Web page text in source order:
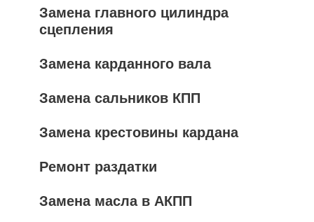
Замена главного цилиндра
сцепления
Замена карданного вала
Замена сальников КПП
Замена крестовины кардана
Ремонт раздатки
Замена масла в АКПП